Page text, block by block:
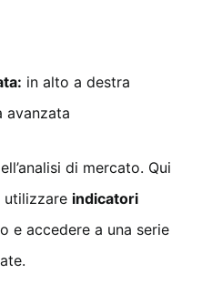
in alto a destra
avanzata
di mercato. Qui
utilizzare indicatori
e accedere a una serie